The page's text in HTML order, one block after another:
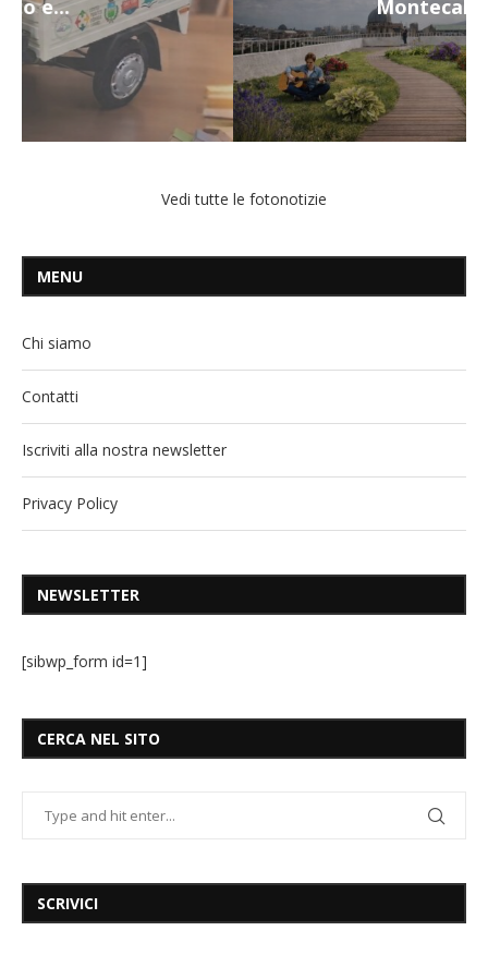
Montecalvario...
Vedi tutte le fotonotizie
MENU
Chi siamo
Contatti
Iscriviti alla nostra newsletter
Privacy Policy
NEWSLETTER
[sibwp_form id=1]
CERCA NEL SITO
SCRIVICI